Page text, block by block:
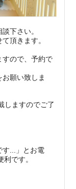
下さい。
頂きます。
すので、予約で
願い致しま
しますのでご了
...」
とお電
です。